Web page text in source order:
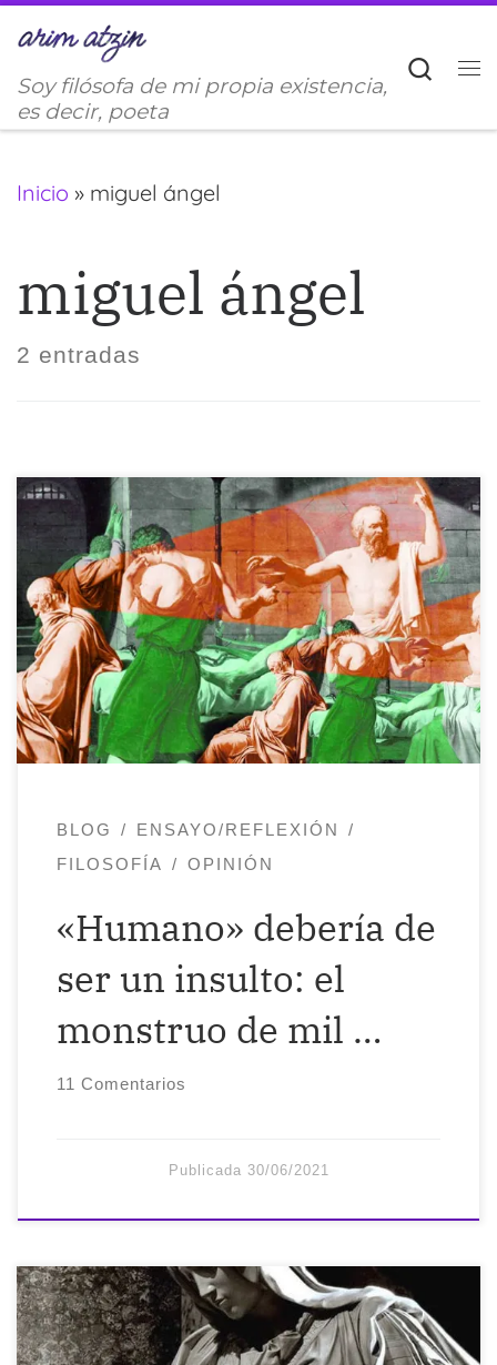
Saltar al contenido
Soy filósofa de mi propia existencia,
es decir, poeta
Inicio » miguel ángel
miguel ángel
2 entradas
La peor forma de injusticia es la justicia
simulada. Platón, República Platón era
conocedor y sabio. Él también dijo: «El
conocimiento sin la justicia debería
llamarse astucia en lugar de sabiduría».
Pero ¿qué es justicia? No me extraña que
existan tantos abogados, jueces, notarios
en un mundo lleno de inhumanos […]
BLOG
ENSAYO/REFLEXIÓN
FILOSOFÍA
OPINIÓN
«Humano» debería de
ser un insulto: el
monstruo de mil …
11 Comentarios
Publicada 30/06/2021
Hatte Michelangelo so sehr lieben sollen,
und hatte er mit sich selbst Liebe machen